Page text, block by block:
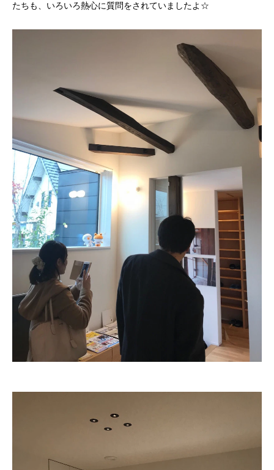
たちも、いろいろ熱心に質問をされていましたよ☆